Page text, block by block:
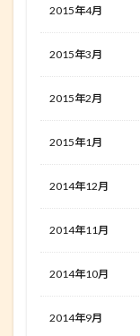
2015年4月
2015年3月
2015年2月
2015年1月
2014年12月
2014年11月
2014年10月
2014年9月